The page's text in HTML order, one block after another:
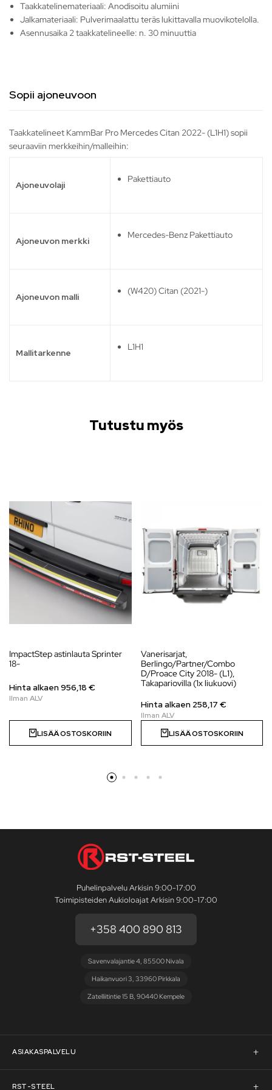
Taakkatelinemateriaali: Anodisoitu alumiini
Jalkamateriaali: Pulverimaalattu teräs lukittavalla muovikotelolla.
Asennusaika 2 taakkatelineelle: n. 30 minuuttia
Sopii ajoneuvoon
Taakkatelineet KammBar Pro Mercedes Citan 2022- (L1H1) sopii
seuraaviin merkkeihin/malleihin:
Ajoneuvolaji
Pakettiauto
Ajoneuvon merkki
Mercedes-Benz Pakettiauto
Ajoneuvon malli
(W420) Citan (2021-)
Mallitarkenne
L1H1
Tutustu myös
ImpactStep astinlauta Sprinter
18-
Hinta alkaen956,18 €
LISÄÄ OSTOSKORIIN
Vanerisarjat,
Berlingo/Partner/Combo
D/Proace City 2018- (L1),
Takapariovilla (1x liukuovi)
Hinta alkaen 258,17 €
LISÄÄ OSTOSKORIIN
Puhelinpalvelu Arkisin 9:00-17:00
Toimipisteiden Aukioloajat Arkisin 9:00-17:00
+358 400 890 813
Savenvalajantie 4, 85500 Nivala
Haikanvuori 3, 33960 Pirkkala
Zatelliitintie 15 B, 90440 Kempele
ASIAKASPALVELU
Asiakaspalvelu
RST-STEEL